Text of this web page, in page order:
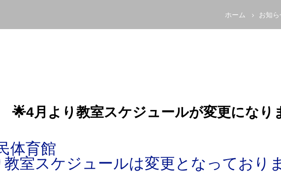
お問合せフォーム
吹田市スポーツ施設予約シス
ホーム お知
🌟4月より教室スケジュールが変更になり
体育館
教室スケジュールは変更となっており